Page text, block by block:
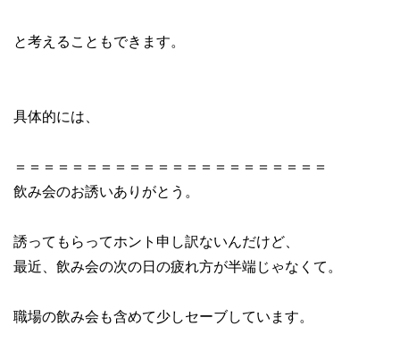
と考えることもできます。
具体的には、
＝＝＝＝＝＝＝＝＝＝＝＝＝＝＝＝＝＝＝＝＝＝
飲み会のお誘いありがとう。
誘ってもらってホント申し訳ないんだけど、
最近、飲み会の次の日の疲れ方が半端じゃなくて。
職場の飲み会も含めて少しセーブしています。